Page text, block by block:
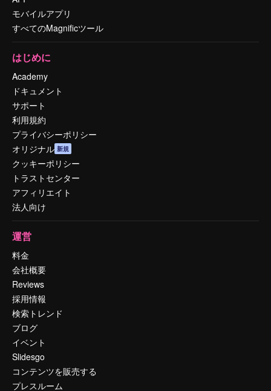
モバイルアプリ
すべてのMagnificツール
はじめに
Academy
ドキュメント
サポート
利用規約
プライバシーポリシー
オリジナル 新規
クッキーポリシー
トラストセンター
アフィリエイト
法人向け
運営
料金
会社概要
Reviews
採用情報
検索トレンド
ブログ
イベント
Slidesgo
コンテンツを販売する
プレスルーム